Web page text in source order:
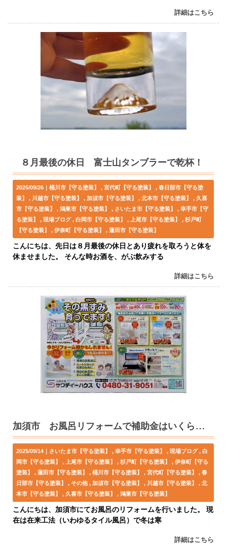
詳細はこちら
８月最後の休日 富士山タンブラーで乾杯！
2025/09/26｜桶川市【守る塗装】 宮代町【守る塗装】
春日部市【守る塗
装】
川越市【守る塗装】 加須市【守る塗装】 北本市【守る塗装】
久喜
市【守る塗装】
鴻巣市【守る塗装】 さいたま市【守る塗装】
幸手市【守
る塗装】
現場ブログ 白岡市【守る塗装】 上尾市【守る塗装】
杉戸町
【守る塗装】
伊奈町【守る塗装】 蓮田市【守る塗装】
こんにちは、先日は８月最後の休日とあり疲れを取ろうと体を
休ませました。 そんな時お酒を、がぶ飲みする
詳細はこちら
加須市 お風呂リフォームで補助金はいくら？ TOTOサザナ
2025/09/14｜ さいたま市【守る塗装】 幸手市【守る塗装】 現場ブログ
白
岡市【守る塗装】
上尾市【守る塗装】 杉戸町【守る塗装】
伊奈町【守る
塗装】
蓮田市【守る塗装】 桶川市【守る塗装】 宮代町【守る塗装】
春
日部市【守る塗装】
その他 加須市【守る塗装】 川越市【守る塗装】
北
本市【守る塗装】
久喜市【守る塗装】 鴻巣市【守る塗装】
こんにちは、加須市にてお風呂のリフォームを行いました。 現
在は在来工法（いわゆるタイル風呂）で冬は寒
詳細はこちら